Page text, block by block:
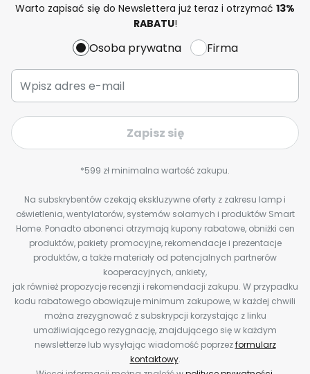
Warto zapisać się do Newslettera już teraz i otrzymać 13%
RABATU!
Osoba prywatna Firma
Zapisz się
*599 zł minimalna wartość zakupu.
Na subskrybentów czekają ekskluzywne oferty z zakresu lamp i
oświetlenia, wentylatorów, systemów solarnych i produktów Smart
Home. Ponadto abonenci otrzymają kupony rabatowe, obniżki cen
produktów, pakiety promocyjne, rekomendacje i prezentacje
produktów, a także materiały od potencjalnych partnerów
kooperacyjnych, ankiety,
jak również propozycje recenzji i rekomendacji zakupu. W przypadku
kodu rabatowego obowiązuje minimum zakupowe, w każdej chwili
można zrezygnować z subskrypcji korzystając z linku
umożliwiającego rezygnację, znajdującego się w każdym
newsletterze lub wysyłając wiadomość poprzezformularz
kontaktowy.